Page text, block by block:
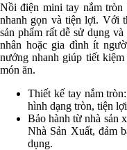
Nồi điện mini tay nắm tròn
nhanh gọn và tiện lợi. Với
sản phẩm rất dễ sử dụng
nhân hoặc gia đình ít
nướng nhanh giúp tiết
món ăn.
Thiết kế tay nắm
hình dạng tròn, tiện
Bảo hành từ nhà sản
Nhà Sản Xuất, đảm
dụng.